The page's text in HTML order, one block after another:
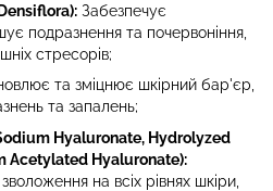
Забезпечує
подразнення та почервоніння,
стресорів;
та зміцнює шкірний бар'єр,
та запалень;
Hyaluronate, Hydrolyzed
Acetylated Hyaluronate):
на всіх рівнях шкіри,